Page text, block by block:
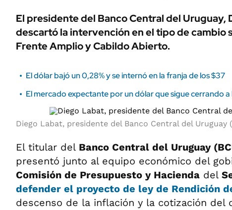
El presidente del Banco Central del Uruguay,
descartó la intervención en el tipo de cambio
Frente Amplio y Cabildo Abierto.
El dólar bajó un 0,28% y se internó en la franja de los $37
El mercado expectante por un dólar que sigue cerrando a
Diego Labat, presidente del Banco Central del Uruguay
El titular del Banco Central del Uruguay
presentó junto al equipo económico del
Comisión de Presupuesto y Hacienda del
defender el proyecto de ley de Rendición
descenso de la inflación y la cotización del